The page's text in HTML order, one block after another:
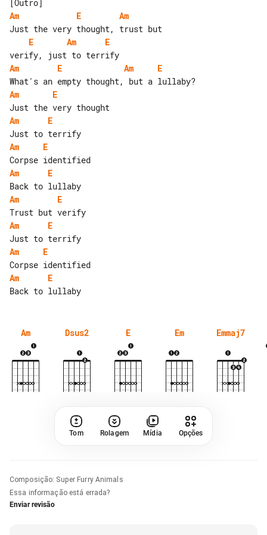
Am
E
Am
E
Am
E
Am
E Am
E
Am
E
Am
E
Am
E
Am
E
Am
E
Am
E
Am
E
Am
E
Am Dsus2 E Em Emmaj7
Tom Rolagem Mídia Opções
Composição: Super Furry Animals
Essa informação está errada?
Enviar revisão